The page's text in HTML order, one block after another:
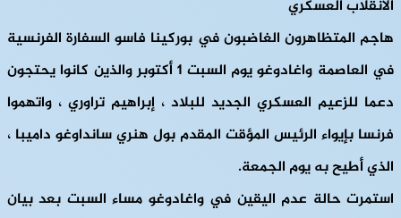
الانقلاب العسكري
هاجم المتظاهرون الغاضبون في بوركينا فاسو السفارة الفرنسية
في العاصمة واغادوغو يوم السبت 1 أكتوبر والذين كانوا يحتجون
دعما للزعيم العسكري الجديد للبلاد ، إبراهيم تراوري ، واتهموا
فرنسا بإيواء الرئيس المؤقت المقدم بول هنري سانداوغو داميبا ،
الذي أطيح به يوم الجمعة.
استمرت حالة عدم اليقين في واغادوغو مساء السبت بعد بيان